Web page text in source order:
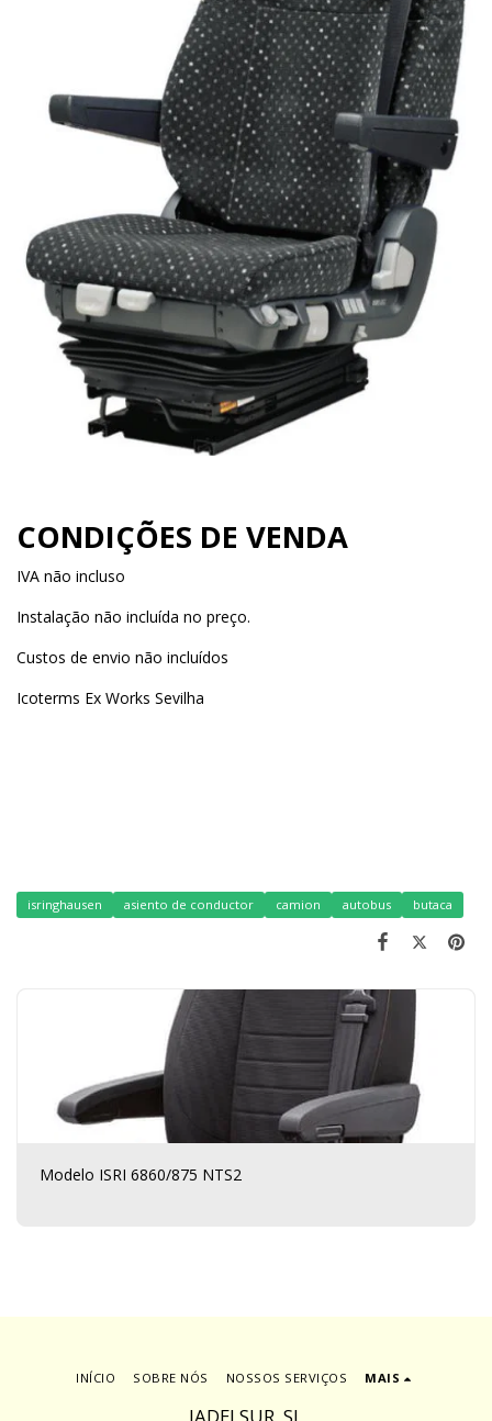
CONDIÇÕES DE VENDA
IVA não incluso
Instalação não incluída no preço.
Custos de envio não incluídos
Icoterms Ex Works Sevilha
isringhausen asiento de conductor camion autobus butaca
Modelo ISRI 6860/875 NTS2
INÍCIO SOBRE NÓS NOSSOS SERVIÇOS MAIS